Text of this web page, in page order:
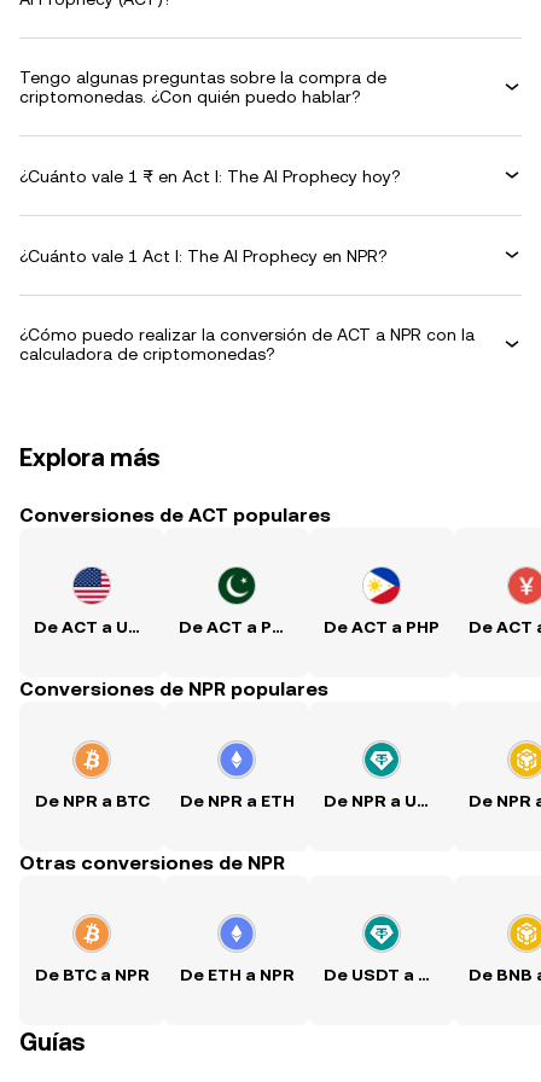
Tengo algunas preguntas sobre la compra de
criptomonedas. ¿Con quién puedo hablar?
¿Cuánto vale 1 ₨ en Act I: The AI Prophecy hoy?
¿Cuánto vale 1 Act I: The AI Prophecy en NPR?
¿Cómo puedo realizar la conversión de ACT a NPR con la
calculadora de criptomonedas?
Explora más
Conversiones de ACT populares
De ACT a USD De ACT a PKR De ACT a PHP
Conversiones de NPR populares
De NPR a BTC De NPR a ETH De NPR a USDT
Otras conversiones de NPR
De BTC a NPR De ETH a NPR De USDT a NPR
Guías